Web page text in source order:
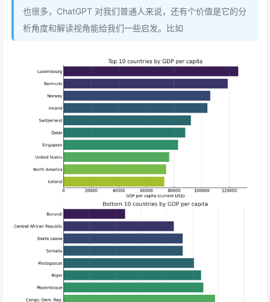
也很多，ChatGPT 对我们普通人来说，还有个价值是它的分
析角度和解读视角能给我们一些启发。比如